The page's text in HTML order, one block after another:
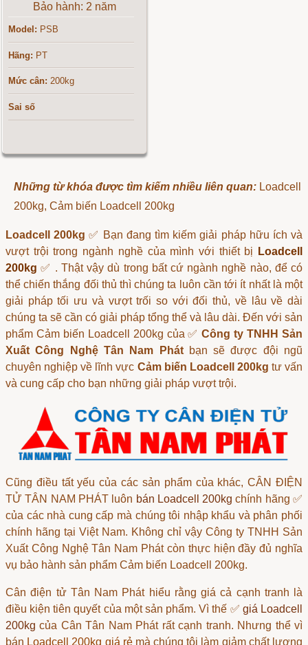
Bảo hành: 2 năm
Model: PSB
Hãng: PT
Mức cân: 200kg
Sai số
Những từ khóa được tìm kiếm nhiều liên quan: Loadcell
200kg, Cảm biến Loadcell 200kg
Loadcell 200kg ✅ Bạn đang tìm kiếm giải pháp hữu ích và
vượt trội trong ngành nghề của mình với thiết bị
Loadcell
200kg ✅ . Thật vậy dù trong bất cứ ngành nghề nào, để có
thể chiến thắng đối thủ thì chúng ta luôn cần tới ít nhất là một
giải pháp tối ưu và vượt trối so với đối thủ, về lâu về dài
chúng ta sẽ cần có giải pháp tổng thể và lâu dài. Đến với sản
phẩm Cảm biến Loadcell 200kg của ✅Công ty TNHH Sản
Xuất Công Nghệ Tân Nam Phátbạn sẽ được đội ngũ
chuyên nghiệp về lĩnh vực Cảm biến Loadcell 200kg tư vấn
và cung cấp cho bạn những giải pháp vượt trội.
Cũng điều tất yếu của các sản phẩm của khác, CÂN ĐIỆN
TỬ TÂN NAM PHÁT luôn bán Loadcell 200kg chính hãng ✅
của các nhà cung cấp mà chúng tôi nhập khẩu và phân phối
chính hãng tại Việt Nam. Không chỉ vậy Công ty TNHH Sản
Xuất Công Nghệ Tân Nam Phát còn thực hiện đầy đủ nghĩa
vụ bảo hành sản phẩm Cảm biến Loadcell 200kg.
Cân điện tử Tân Nam Pháthiểu rằng giá cả cạnh tranh là
điều kiện tiên quyết của một sản phẩm. Vì thế ✅ giá Loadcell
200kg của Cân Tân Nam Phát rất cạnh tranh. Nhưng thể vì
bán Loadcell 200kg giá rẻmà chúng tôi làm giảm chất lượng